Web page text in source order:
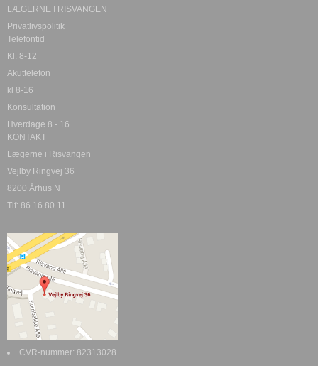
LÆGERNE I RISVANGEN
Privatlivspolitik
Telefontid
Kl. 8-12
Akuttelefon
kl 8-16
Konsultation
Hverdage 8 - 16
KONTAKT
Lægerne i Risvangen
Vejlby Ringvej 36
8200 Århus N
Tlf: 86 16 80 11
CVR-nummer: 82313028